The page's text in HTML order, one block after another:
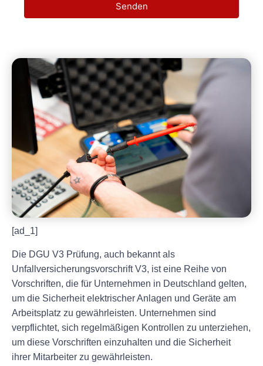
Senden
[ad_1]
Die DGU V3 Prüfung, auch bekannt als
Unfallversicherungsvorschrift V3, ist eine Reihe von
Vorschriften, die für Unternehmen in Deutschland gelten,
um die Sicherheit elektrischer Anlagen und Geräte am
Arbeitsplatz zu gewährleisten. Unternehmen sind
verpflichtet, sich regelmäßigen Kontrollen zu unterziehen,
um diese Vorschriften einzuhalten und die Sicherheit
ihrer Mitarbeiter zu gewährleisten.